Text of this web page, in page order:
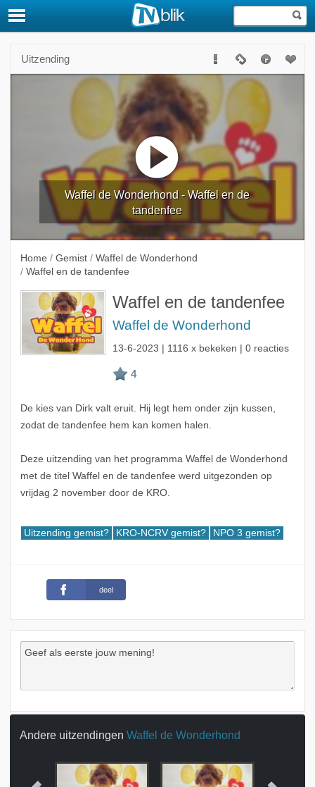
Uitzending
Waffel de Wonderhond - Waffel en de
tandenfee
Home / Gemist / Waffel de Wonderhond
/ Waffel en de tandenfee
Waffel en de tandenfee
Waffel de Wonderhond
13-6-2023 | 1116 x bekeken | 0 reacties
De kies van Dirk valt eruit. Hij legt hem onder zijn kussen,
zodat de tandenfee hem kan komen halen.
Deze uitzending van het programma Waffel de Wonderhond
met de titel Waffel en de tandenfee werd uitgezonden op
vrijdag 2 november door de KRO.
Uitzending gemist? KRO-NCRV gemist? NPO 3 gemist?
deel
Andere uitzendingen Waffel de Wonderhond